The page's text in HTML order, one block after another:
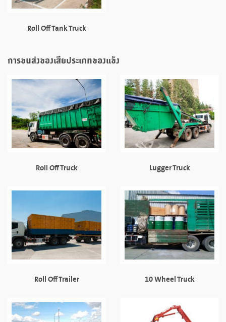
Roll Off Tank Truck
การขนส่งของเสียประเภทของแข็ง
Roll Off Truck Lugger Truck
Roll Off Trailer 10 Wheel Truck